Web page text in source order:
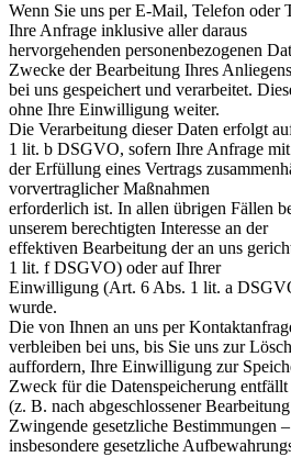
Wenn Sie uns per E-Mail, Telefon oder
Ihre Anfrage inklusive aller daraus
hervorgehenden personenbezogenen
Zwecke der Bearbeitung Ihres Anliegens
bei uns gespeichert und verarbeitet.
ohne Ihre Einwilligung weiter.
Die Verarbeitung dieser Daten erfolgt
1 lit. b DSGVO, sofern Ihre Anfrage mit
der Erfüllung eines Vertrags
vorvertraglicher Maßnahmen
erforderlich ist. In allen übrigen Fällen
unserem berechtigten Interesse an der
effektiven Bearbeitung der an uns
1 lit. f DSGVO) oder auf Ihrer
Einwilligung (Art. 6 Abs. 1 lit. a
wurde.
Die von Ihnen an uns per
verbleiben bei uns, bis Sie uns zur
auffordern, Ihre Einwilligung zur
Zweck für die Datenspeicherung entfällt
(z. B. nach abgeschlossener
Zwingende gesetzliche Bestimmungen –
insbesondere gesetzliche